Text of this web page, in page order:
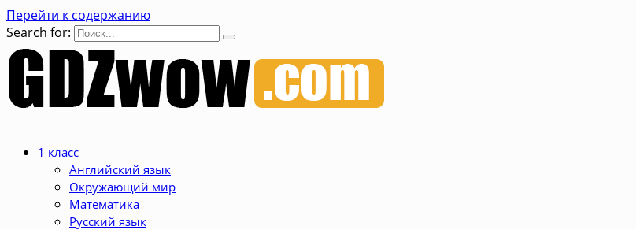
Перейти к содержанию
Search for:
1 класс
Английский язык
Окружающий мир
Математика
Русский язык